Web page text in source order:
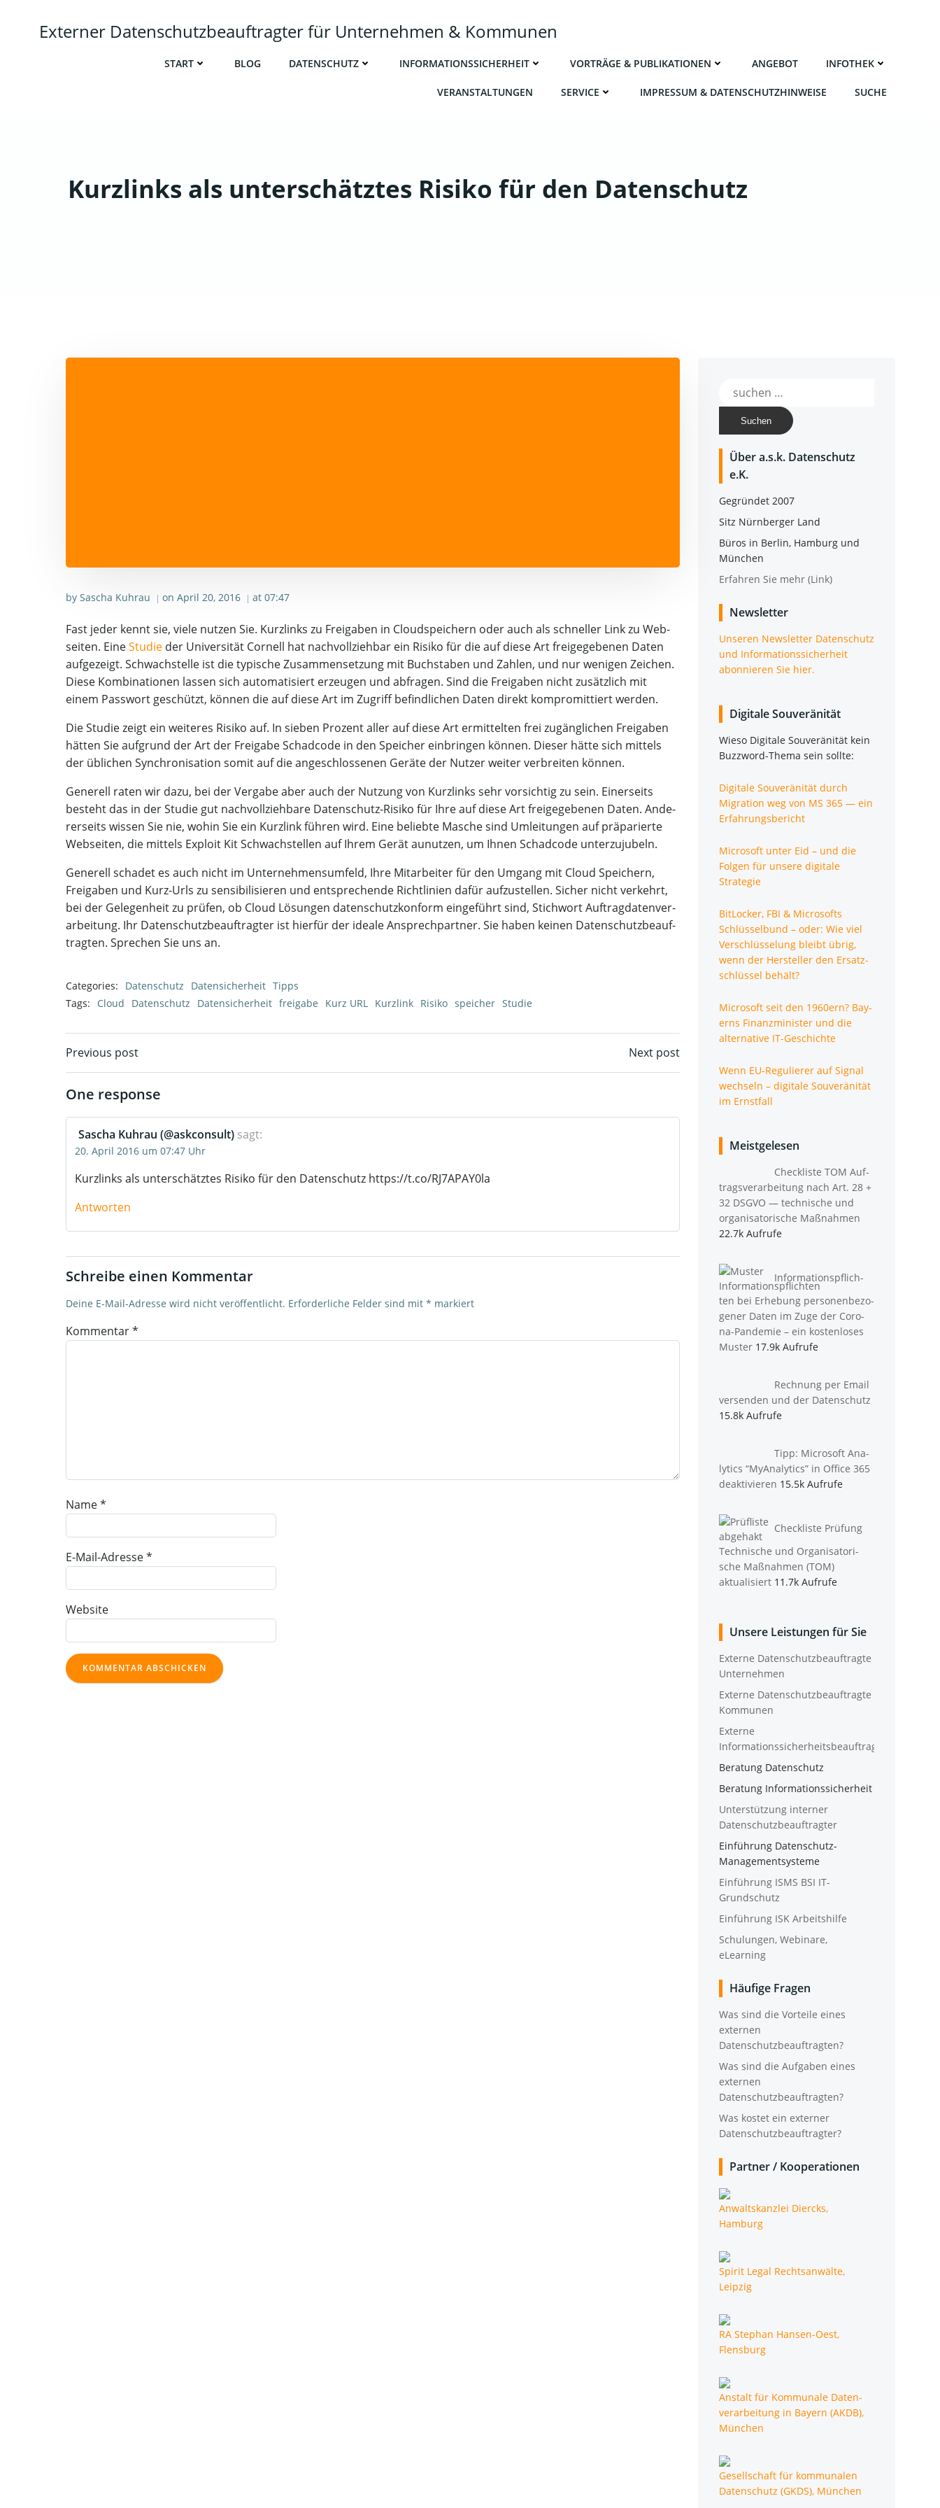
springenExterner Datenschutzbeauftragter für Unternehmen & Kommunen
START BLOG DATEN­SCHUTZ INFOR­MA­TI­ONS­SI­CHER­HEIT VOR­TRÄ­GE & PUBLIKATIONEN ANGE­BOT INFO­THEK
VER­AN­STAL­TUN­GEN SER­VICE IMPRES­SUM & DATENSCHUTZHINWEISE SUCHE
Kurzlinks als unterschätztes Risiko für den Datenschutz
by Sascha Kuhrau | on April 20, 2016 | at 07:47
Fast jeder kennt sie, vie­le nut­zen Sie. Kurz­links zu Frei­ga­ben in Cloud­spei­chern oder auch als schnel­ler Link zu Web­
sei­ten. EineStu­die der Uni­ver­si­tät Cor­nell hat nach­voll­zieh­bar ein Risi­ko für die auf die­se Art frei­ge­ge­be­nen Daten
auf­ge­zeigt. Schwach­stel­le ist die typi­sche Zusam­men­set­zung mit Buch­sta­ben und Zah­len, und nur weni­gen Zei­chen.
Die­se Kom­bi­na­tio­nen las­sen sich auto­ma­ti­siert erzeu­gen und abfra­gen. Sind die Frei­ga­ben nicht zusätz­lich mit
einem Pass­wort geschützt, kön­nen die auf die­se Art im Zugriff befind­li­chen Daten direkt kom­pro­mit­tiert werden.
Die Stu­die zeigt ein wei­te­res Risi­ko auf. In sie­ben Pro­zent aller auf die­se Art ermit­tel­ten frei zugäng­li­chen Frei­ga­ben
hät­ten Sie auf­grund der Art der Frei­ga­be Schad­code in den Spei­cher ein­brin­gen kön­nen. Die­ser hät­te sich mit­tels
der übli­chen Syn­chro­ni­sa­ti­on somit auf die ange­schlos­se­nen Gerä­te der Nut­zer wei­ter ver­brei­ten können.
Gene­rell raten wir dazu, bei der Ver­ga­be aber auch der Nut­zung von Kurz­links sehr vor­sich­tig zu sein. Einer­seits
besteht das in der Stu­die gut nach­voll­zieh­ba­re Daten­schutz-Risi­ko für Ihre auf die­se Art frei­ge­ge­be­nen Daten. Ande­
rer­seits wis­sen Sie nie, wohin Sie ein Kurz­link füh­ren wird. Eine belieb­te Masche sind Umlei­tun­gen auf prä­pa­rier­te
Web­sei­ten, die mit­tels Exploit Kit Schwach­stel­len auf Ihrem Gerät aunut­zen, um Ihnen Schad­code unterzujubeln.
Gene­rell scha­det es auch nicht im Unter­neh­mens­um­feld, Ihre Mit­ar­bei­ter für den Umgang mit Cloud Spei­chern,
Frei­ga­ben und Kurz-Urls zu sen­si­bi­li­sie­ren und ent­spre­chen­de Richt­li­ni­en dafür auf­zu­stel­len. Sicher nicht ver­kehrt,
bei der Gele­gen­heit zu prü­fen, ob Cloud Lösun­gen daten­schutz­kon­form ein­ge­führt sind, Stich­wort Auf­trag­da­ten­ver­
ar­bei­tung. Ihr Daten­schutz­be­auf­trag­ter ist hier­für der idea­le Ansprech­part­ner. Sie haben kei­nen Daten­schutz­be­auf­
trag­ten. Spre­chen Sie uns an.
Categories: Datenschutz Datensicherheit Tipps
Tags:
Cloud Datenschutz Datensicherheit freigabe Kurz URL Kurzlink Risiko speicher Studie
Post
navigation
Previous post
navigation
Next post
One response
Sascha Kuhrau (@askconsult) sagt:
20. April 2016 um 07:47 Uhr
Kurz­links als unter­schätz­tes Risi­ko für den Daten­schutz https://t.co/RJ7APAY0la
Antworten
Schreibe einen Kommentar
Deine E-Mail-Adresse wird nicht veröffentlicht. Erforderliche Felder sind mit * markiert
Kommentar*
Name*
E-Mail-Adresse*
Website
Suchen
nach:
Über a.s.k. Daten­schutz
e.K.
Gegrün­det 2007
Sitz Nürn­ber­ger Land
Büros in Ber­lin, Ham­burg und
München
Erfah­ren Sie mehr (Link)
News­let­ter
Unse­ren News­let­ter Daten­schutz
und Infor­ma­ti­ons­si­cher­heit
abon­nie­ren Sie hier.
Digi­ta­le Souveränität
Wie­so Digi­ta­le Sou­ve­rä­ni­tät kein
Buz­zword-The­ma sein sollte:
Digi­ta­le Sou­ve­rä­ni­tät durch
Migra­ti­on weg von MS 365 — ein
Erfahrungsbericht
Micro­soft unter Eid – und die
Fol­gen für unse­re digi­ta­le
Strategie
Bit­Lo­cker, FBI & Micro­softs
Schlüs­sel­bund – oder: Wie viel
Ver­schlüs­se­lung bleibt übrig,
wenn der Her­stel­ler den Ersatz­
schlüs­sel behält?
Micro­soft seit den 1960ern? Bay­
erns Finanz­mi­nis­ter und die
alter­na­ti­ve IT-Geschichte
Wenn EU-Regu­lie­rer auf Signal
wech­seln – digi­ta­le Sou­ve­rä­ni­tät
im Ernstfall
Meistgelesen
Check­lis­te TOM Auf­
trags­ver­ar­bei­tung nach Art. 28 +
32 DSGVO — tech­ni­sche und
orga­ni­sa­to­ri­sche Maßnahmen
22.7k Aufrufe
Infor­ma­ti­ons­pflich­
ten bei Erhe­bung per­so­nen­be­zo­
ge­ner Daten im Zuge der Coro­
na-Pan­de­mie – ein kos­ten­lo­ses
Muster 17.9k Aufrufe
Rech­nung per Email
ver­sen­den und der Datenschutz
15.8k Aufrufe
Tipp: Micro­soft Ana­
ly­tics “MyAna­ly­tics” in Office 365
deaktivieren 15.5k Aufrufe
Check­lis­te Prü­fung
Tech­ni­sche und Orga­ni­sa­to­ri­
sche Maß­nah­men (TOM)
aktualisiert 11.7k Aufrufe
Unse­re Leis­tun­gen für Sie
Exter­ne Daten­schutz­be­auf­trag­te
Unternehmen
Exter­ne Daten­schutz­be­auf­trag­te
Kommunen
Exter­ne
Informationssicherheitsbeauftragte
Bera­tung Datenschutz
Bera­tung Informationssicherheit
Unter­stüt­zung inter­ner
Datenschutzbeauftragter
Ein­füh­rung Datenschutz-
Managementsysteme
Ein­füh­rung ISMS BSI IT-
Grundschutz
Ein­füh­rung ISK Arbeitshilfe
Schu­lun­gen, Web­i­na­re,
eLearning
Häu­fi­ge Fragen
Was sind die Vor­tei­le eines
exter­nen
Datenschutzbeauftragten?
Was sind die Auf­ga­ben eines
exter­nen
Datenschutzbeauftragten?
Was kos­tet ein exter­ner
Datenschutzbeauftragter?
Part­ner /​ Koope­ra­tio­nen
Anwalts­kanz­lei Diercks,
Hamburg
Spi­rit Legal Rechts­an­wäl­te,
Leipzig
RA Ste­phan Han­sen-Oest,
Flensburg
Anstalt für Kom­mu­na­le Daten­
ver­ar­bei­tung in Bay­ern (AKDB),
München
Gesell­schaft für kom­mu­na­len
Daten­schutz (GKDS), München